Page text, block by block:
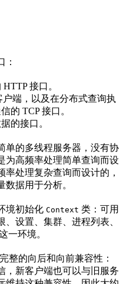
：
接口。
户端，以及在分布式查询执
的 TCP 接口。
的接口。
单的多线程服务器，没有协
为高频率处理简单查询而设
处理复杂查询而设计的，
数据用于分析。
境初始化 Context 类：可用
设置、集群、进程列表、
一环境。
整的向后和向前兼容性：
，新客户端也可以与旧服务